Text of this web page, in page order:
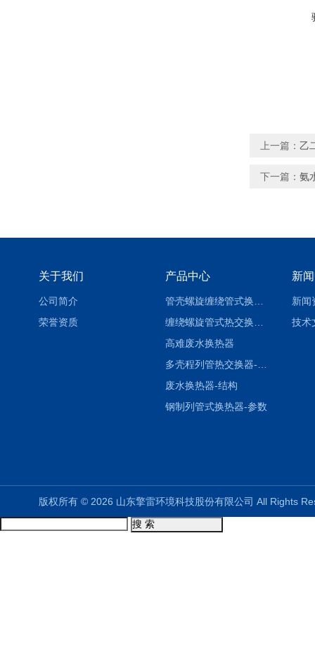
上一篇： 乙
下一篇： 氨
关于我们
公司简介
荣誉资质
产品中心
高难废水换热器
废水换热器-结构
钢制列管式换热器-参数
新
新闻
技术
版权所有 © 2026 山东擎雷环境科技股份有限公司 All